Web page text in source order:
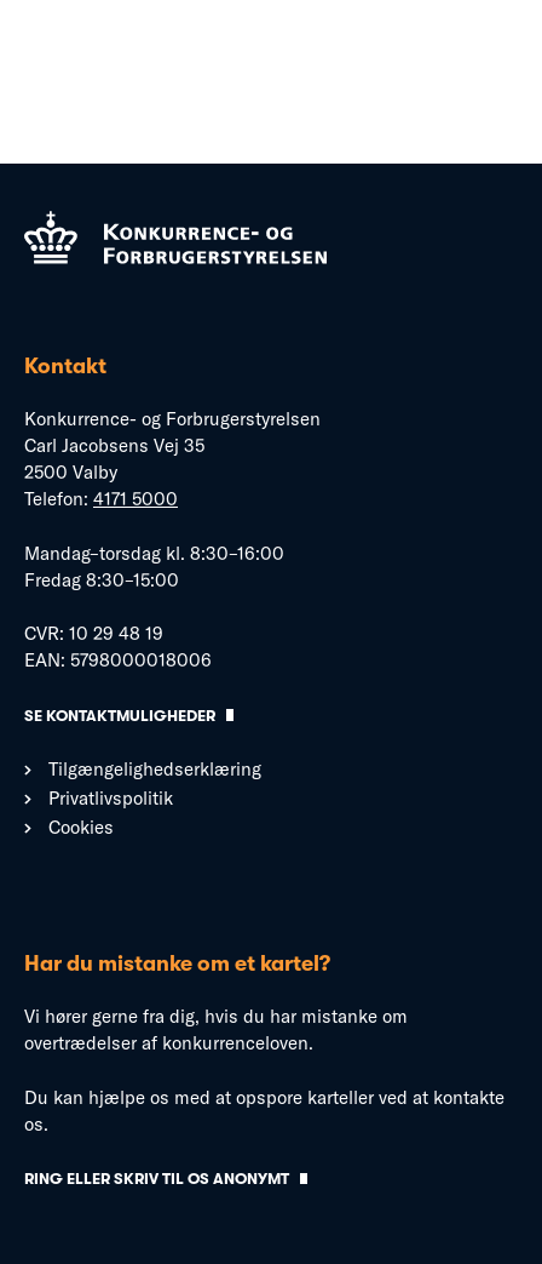
Kontakt
Konkurrence- og Forbrugerstyrelsen
Carl Jacobsens Vej 35
2500 Valby
Telefon: 4171 5000
Mandag–torsdag kl. 8:30–16:00
Fredag 8:30–15:00
CVR: 10 29 48 19
EAN: 5798000018006
SE KONTAKTMULIGHEDER
Tilgængelighedserklæring
Privatlivspolitik
Cookies
Har du mistanke om et kartel?
Vi hører gerne fra dig, hvis du har mistanke om
overtrædelser af konkurrenceloven.
Du kan hjælpe os med at opspore karteller ved at kontakte
os.
RING ELLER SKRIV TIL OS ANONYMT